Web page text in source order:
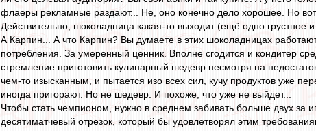
флаеры рекламные раздают... Не, оно конечно дело хорошее. Но вот
Действительно, шоколадница какая-то выходит (ещё одно грустное
А Карпин... А что Карпин? Вы думаете в этих шоколадницах
потребления. За умеренный ценник. Вполне сгодится и кондитер
стремление приготовить кулинарный шедевр несмотря на
чем-то изысканным, и пытается изо всех сил, кучу продуктов уже
иногда пригорают. Но не шедевр. И похоже, что уже не выйдет...
Чтобы стать чемпионом, нужно в среднем забивать больше двух за
десятиматчевый отрезок, который бы удовлетворял этим